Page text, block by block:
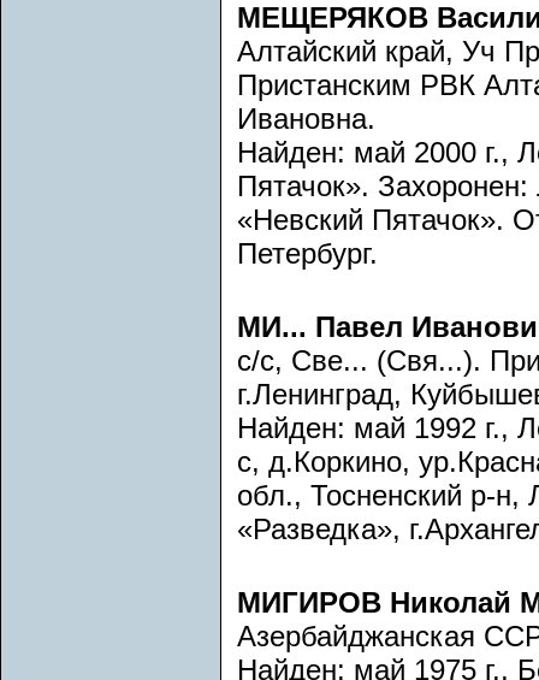
МЕЩЕРЯКОВ
Алтайский край, Уч
Пристанским РВК
Ивановна.
Найден: май 2000 г.,
Пятачок».
«Невский Пятачок».
Петербург.
МИ... Павел
с/с, Све... (Свя...).
г.Ленинград,
Найден: май 1992 г.,
с, д.Коркино,
обл., Тосненский р-
«Разведка»,
МИГИРОВ Николай
Азербайджанская
Найден: май 1975 г.,